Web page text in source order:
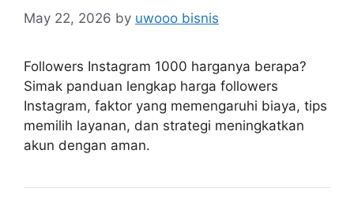
May 22, 2026 by uwooo bisnis
Followers Instagram 1000 harganya berapa?
Simak panduan lengkap harga followers
Instagram, faktor yang memengaruhi biaya, tips
memilih layanan, dan strategi meningkatkan
akun dengan aman.